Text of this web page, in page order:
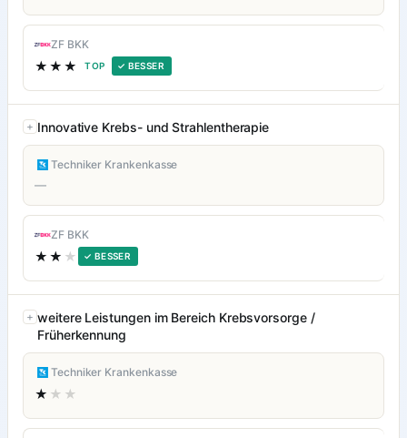
ZF BKK
★★★ TOP ✓ BESSER
Innovative Krebs- und Strahlentherapie
Techniker Krankenkasse
—
ZF BKK
★★ ★ ✓ BESSER
weitere Leistungen im Bereich Krebsvorsorge /
Früherkennung
Techniker Krankenkasse
★ ★★